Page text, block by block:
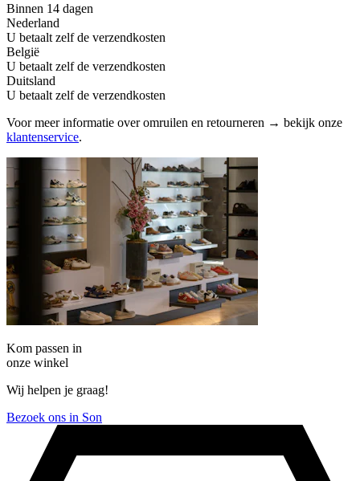
Binnen 14 dagen
Nederland
U betaalt zelf de verzendkosten
België
U betaalt zelf de verzendkosten
Duitsland
U betaalt zelf de verzendkosten
Voor meer informatie over omruilen en retourneren → bekijk onze
klantenservice.
Kom passen in
onze winkel
Wij helpen je graag!
Bezoek ons in Son